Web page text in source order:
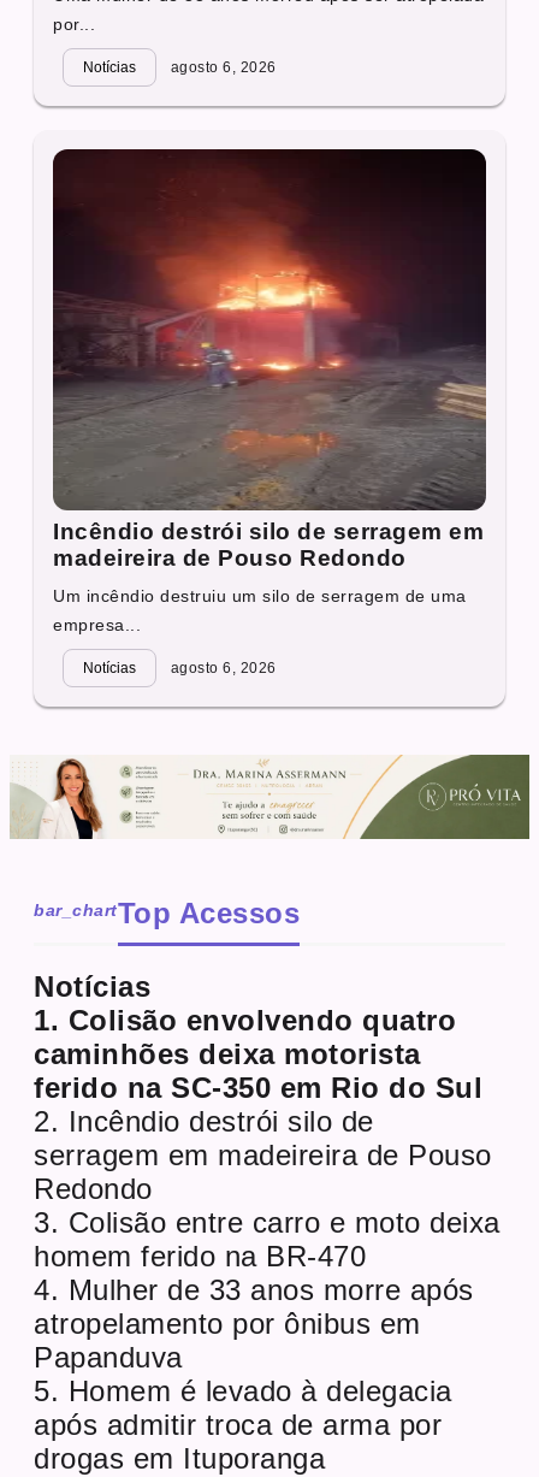
por...
Notícias agosto 6, 2026
Incêndio destrói silo de serragem em
madeireira de Pouso Redondo
Um incêndio destruiu um silo de serragem de uma
empresa...
Notícias agosto 6, 2026
bar_chartTop Acessos
Notícias
1. Colisão envolvendo quatro
caminhões deixa motorista
ferido na SC-350 em Rio do Sul
2. Incêndio destrói silo de
serragem em madeireira de Pouso
Redondo
3. Colisão entre carro e moto deixa
homem ferido na BR-470
4. Mulher de 33 anos morre após
atropelamento por ônibus em
Papanduva
5. Homem é levado à delegacia
após admitir troca de arma por
drogas em Ituporanga